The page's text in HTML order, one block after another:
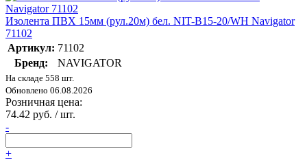
Изолента ПВХ 15мм (рул.20м) бел. NIT-B15-20/WH Navigator
71102
Артикул: 71102
Бренд:
NAVIGATOR
На складе 558 шт.
Обновлено 06.08.2026
Розничная цена:
74.42 руб. / шт.
-
+